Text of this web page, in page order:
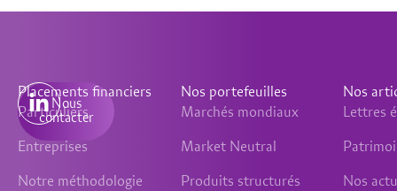
Nous
contacter
Placements financiers
Particuliers
Entreprises
Notre méthodologie
Nos portefeuilles
Marchés mondiaux
Market Neutral
Produits structurés
Nos
Lettres
Nos